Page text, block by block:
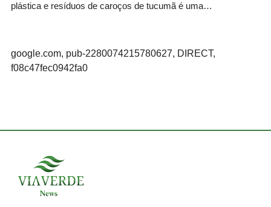
plástica e resíduos de caroços de tucumã é uma…
google.com, pub-2280074215780627, DIRECT,
f08c47fec0942fa0